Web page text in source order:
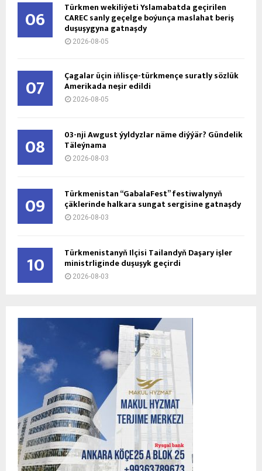
06 Türkmen wekiliýeti Yslamabatda geçirilen
CAREC sanly geçelge boýunça maslahat beriş
duşuşygyna gatnaşdy
2026-08-05
07 Çagalar üçin iňlisçe-türkmençe suratly sözlük
Amerikada neşir edildi
2026-08-05
08 03-nji Awgust ýyldyzlar näme diýýär? Gündelik
Täleýnama
2026-08-03
09 Türkmenistan “GabalaFest” festiwalynyň
çäklerinde halkara sungat sergisine gatnaşdy
2026-08-03
10 Türkmenistanyň Ilçisi Tailandyň Daşary işler
ministrliginde duşuşyk geçirdi
2026-08-03